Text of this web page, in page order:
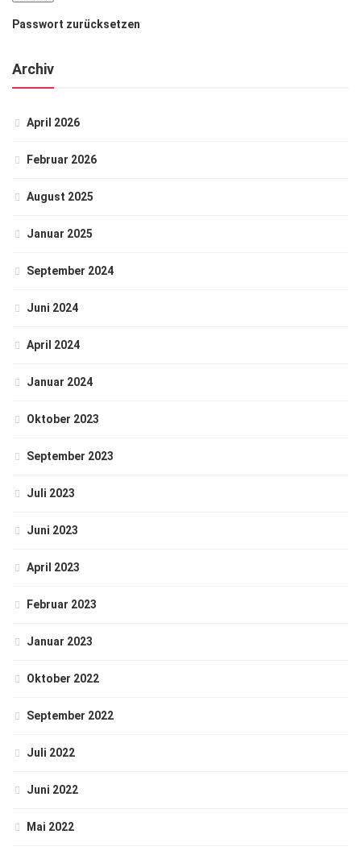
Passwort zurücksetzen
Archiv
April 2026
Februar 2026
August 2025
Januar 2025
September 2024
Juni 2024
April 2024
Januar 2024
Oktober 2023
September 2023
Juli 2023
Juni 2023
April 2023
Februar 2023
Januar 2023
Oktober 2022
September 2022
Juli 2022
Juni 2022
Mai 2022